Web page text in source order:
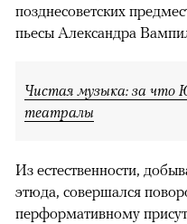
позднесоветских
пьесы Александра
Чистая музыка: за что
театралы
Из естественности,
этюда, совершался
перформативному